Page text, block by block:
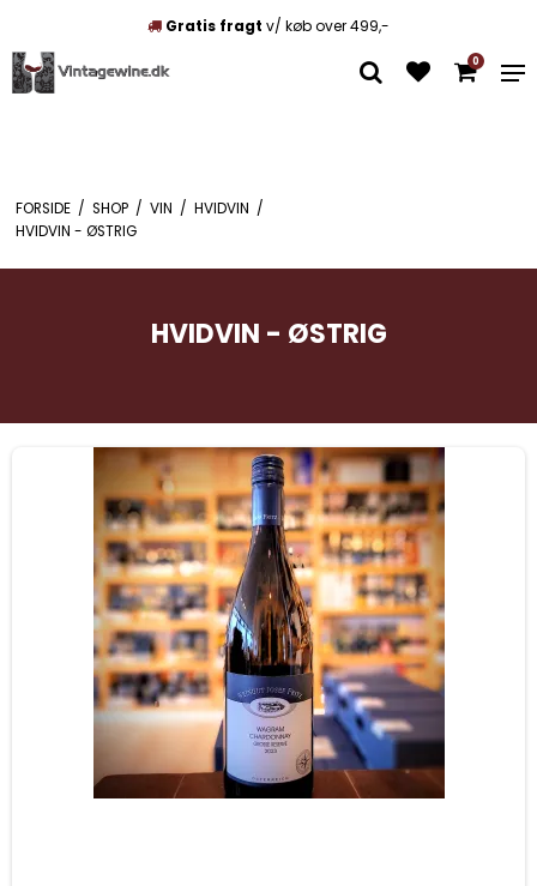
Unikke vineMix som du vil
0
FORSIDE / SHOP / VIN / HVIDVIN /
HVIDVIN - ØSTRIG
HVIDVIN - ØSTRIG